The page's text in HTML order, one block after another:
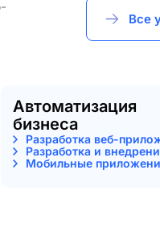
Все
Автоматизация
бизнеса
Разработка веб-
Разработка и
Мобильные